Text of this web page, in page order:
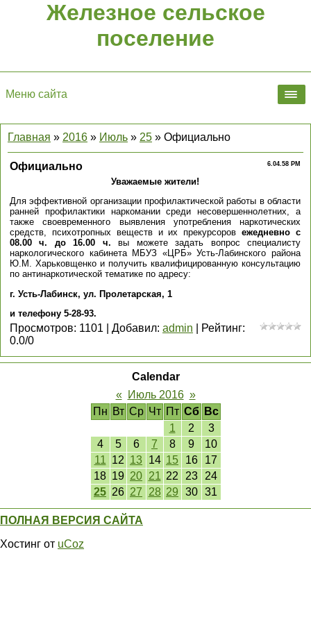
Железное сельское
поселение
Меню сайта
Главная » 2016 » Июль » 25 » Официально
6.04.58 PM
Официально
Уважаемые жители!
Для эффективной организации профилактической работы в области
ранней профилактики наркомании среди несовершеннолетних, а
также своевременного выявления употребления наркотических
средств, психотропных веществ и их прекурсоровежедневно с
08.00 ч. до 16.00 ч. вы можете задать вопрос специалисту
наркологического кабинета МБУЗ «ЦРБ» Усть-Лабинского района
Ю.М. Харьковщенко и получить квалифицированную консультацию
по антинаркотической тематике по адресу:
г. Усть-Лабинск, ул. Пролетарская, 1
и телефону 5-28-93.
Просмотров: 1101 Добавил: admin Рейтинг:
0.0/0
Calendar
«
Июль 2016 »
Пн Вт Ср Чт Пт Сб
Вс
1
2
3
4
5 6 7 8 9
10
11 12 13 14 15 16
17
18 19 20 21 22 23
24
25 26 27 28 29 30 31
ПОЛНАЯ ВЕРСИЯ САЙТА
Хостинг от uCoz